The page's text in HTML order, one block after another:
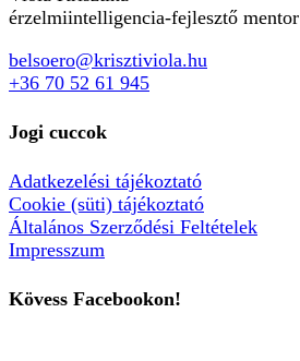
érzelmiintelligencia-fejlesztő mentor
belsoero@krisztiviola.hu
+36 70 52 61 945
Jogi cuccok
Adatkezelési tájékoztató
Cookie (süti) tájékoztató
Általános Szerződési Feltételek
Impresszum
Kövess Facebookon!